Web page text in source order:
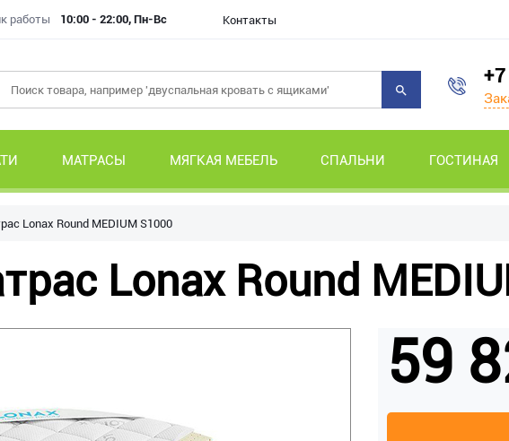
работы 10:00 - 22:00, Пн-Вс Контакты
МАТРАСЫ МЯГКАЯ МЕБЕЛЬ СПАЛЬНИ ГОСТИНАЯ
Lonax Round MEDIUM S1000
Lonax Round
59